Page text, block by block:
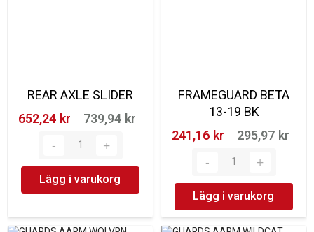
REAR AXLE SLIDER
652,24 kr‎
739,94 kr‎
Lägg i varukorg
FRAMEGUARD BETA
13-19 BK
241,16 kr‎
295,97 kr‎
Lägg i varukorg